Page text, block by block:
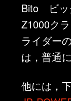
Bito ビッ
Z1000クラ
ライダー
は，普通
他には，